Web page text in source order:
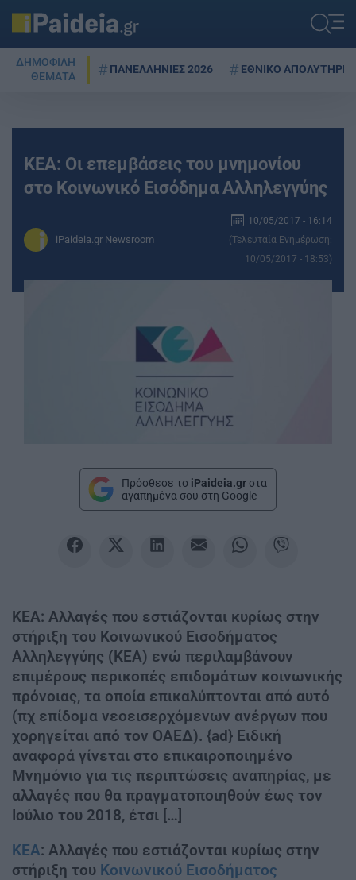
ΔΗΜΟΦΙΛΗ
ΘΕΜΑΤΑ
ΠΑΝΕΛΛΗΝΙΕΣ 2026 ΕΘΝΙΚΟ ΑΠΟΛΥΤΗΡΙΟ
ΚΕΑ: Οι επεμβάσεις του μνημονίου
στο Κοινωνικό Εισόδημα Αλληλεγγύης
iPaideia.gr Newsroom
10/05/2017 - 16:14
(Τελευταία Ενημέρωση:
10/05/2017 - 18:53)
Πρόσθεσε το iPaideia.gr στα
αγαπημένα σου στη Google
ΚΕΑ: Αλλαγές που εστιάζονται κυρίως στην
στήριξη του Κοινωνικού Εισοδήματος
Αλληλεγγύης (ΚΕΑ) ενώ περιλαμβάνουν
επιμέρους περικοπές επιδομάτων κοινωνικής
πρόνοιας, τα οποία επικαλύπτονται από αυτό
(πχ επίδομα νεοεισερχόμενων ανέργων που
χορηγείται από τον ΟΑΕΔ). {ad} Ειδική
αναφορά γίνεται στο επικαιροποιημένο
Μνημόνιο για τις περιπτώσεις αναπηρίας, με
αλλαγές που θα πραγματοποιηθούν έως τον
Ιούλιο του 2018, έτσι […]
ΚΕΑ: Αλλαγές που εστιάζονται κυρίως στην
στήριξη του Κοινωνικού Εισοδήματος